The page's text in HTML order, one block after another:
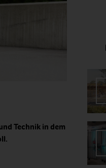
Technik in dem